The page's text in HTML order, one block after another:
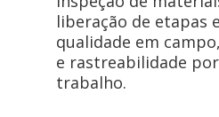
liberação de etapas
qualidade em
e rastreabilidade
trabalho.